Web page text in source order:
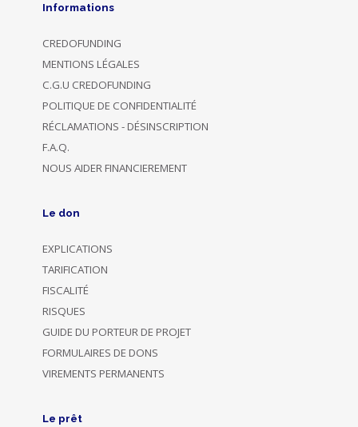
Informations
CREDOFUNDING
MENTIONS LÉGALES
C.G.U CREDOFUNDING
POLITIQUE DE CONFIDENTIALITÉ
RÉCLAMATIONS - DÉSINSCRIPTION
F.A.Q.
NOUS AIDER FINANCIEREMENT
Le don
EXPLICATIONS
TARIFICATION
FISCALITÉ
RISQUES
GUIDE DU PORTEUR DE PROJET
FORMULAIRES DE DONS
VIREMENTS PERMANENTS
Le prêt